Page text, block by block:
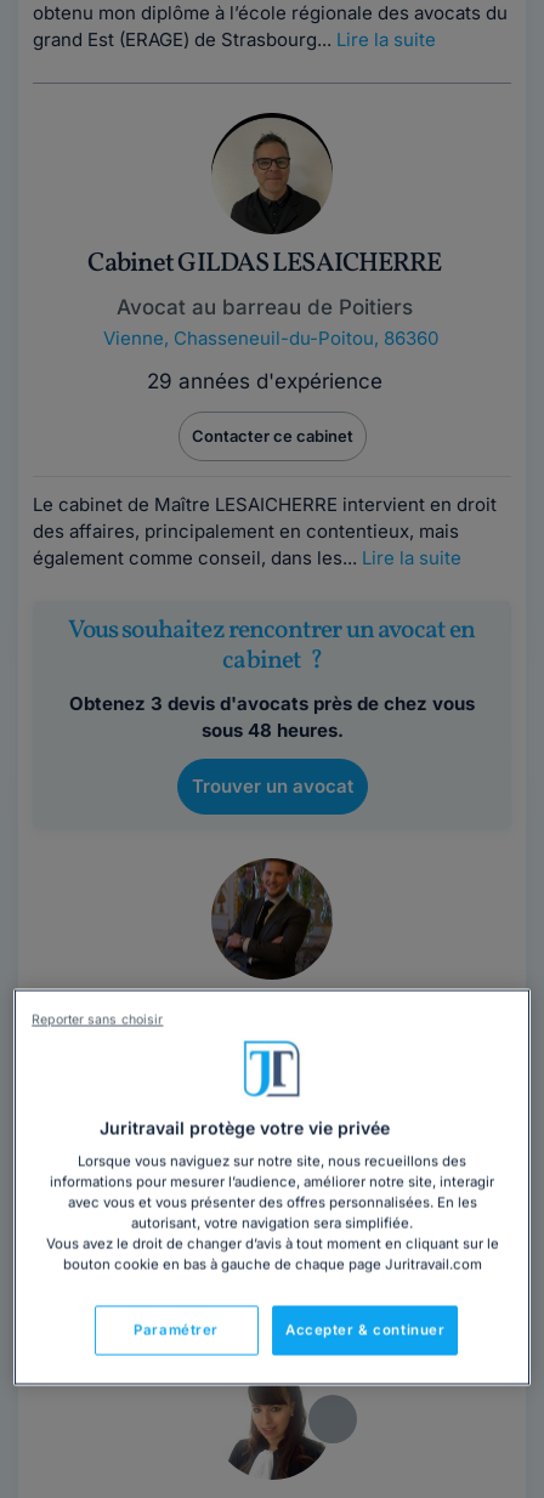
obtenu mon diplôme à l’école régionale des avocats du
grand Est (ERAGE) de Strasbourg... Lire la suite
Cabinet GILDAS LESAICHERRE
Avocat au barreau de Poitiers
Vienne, Chasseneuil-du-Poitou, 86360
29 années d'expérience
Contacter ce cabinet
Le cabinet de Maître LESAICHERRE intervient en droit
des affaires, principalement en contentieux, mais
également comme conseil, dans les... Lire la suite
Vous souhaitez rencontrer un avocat en
cabinet ?
Obtenez 3 devis d'avocats près de chez vous
sous 48 heures.
Trouver un avocat
Cabinet MEZIANE BENJAMIN
Avocat au barreau de Bordeaux
Bordeaux, 33300
Contacter ce cabinet
Avocat au Barreau de Bordeaux, Maître Benjamin
MEZIANE met ses compétences au service de ses
clients dans les domaines du Droit des sociétés,...Lire
Juritravail protège votre vie privée
Lorsque vous naviguez sur notre site, nous recueillons des
informations pour mesurer l’audience, améliorer notre site, interagir
avec vous et vous présenter des offres personnalisées. En les
autorisant, votre navigation sera simplifiée.
Vous avez le droit de changer d’avis à tout moment en cliquant sur le
bouton cookie en bas à gauche de chaque page Juritravail.com
Accepter & continuer
Paramétrer
Reporter sans choisir